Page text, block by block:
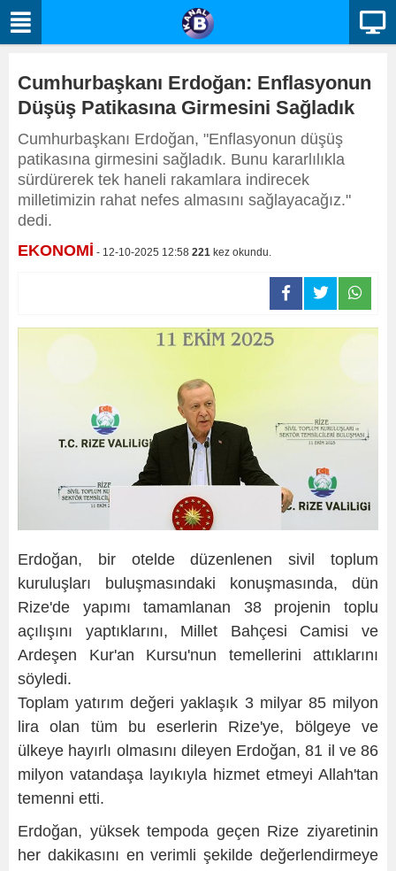
Cumhurbaşkanı Erdoğan: Enflasyonun
Düşüş Patikasına Girmesini Sağladık
Cumhurbaşkanı Erdoğan, "Enflasyonun düşüş
patikasına girmesini sağladık. Bunu kararlılıkla
sürdürerek tek haneli rakamlara indirecek
milletimizin rahat nefes almasını sağlayacağız."
dedi.
EKONOMİ - 12-10-2025 12:58 221 kez okundu.
Erdoğan, bir otelde düzenlenen sivil toplum
kuruluşları buluşmasındaki konuşmasında, dün
Rize'de yapımı tamamlanan 38 projenin toplu
açılışını yaptıklarını, Millet Bahçesi Camisi ve
Ardeşen Kur'an Kursu'nun temellerini attıklarını
söyledi.
Toplam yatırım değeri yaklaşık 3 milyar 85 milyon
lira olan tüm bu eserlerin Rize'ye, bölgeye ve
ülkeye hayırlı olmasını dileyen Erdoğan, 81 il ve 86
milyon vatandaşa layıkıyla hizmet etmeyi Allah'tan
temenni etti.
Erdoğan, yüksek tempoda geçen Rize ziyaretinin
her dakikasını en verimli şekilde değerlendirmeye